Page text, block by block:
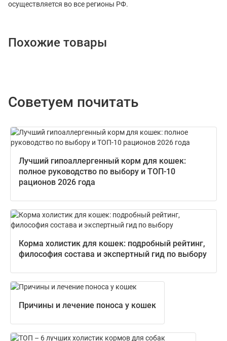
осуществляется во все регионы РФ.
Похожие товары
Советуем почитать
Лучший гипоаллергенный корм для кошек:
полное руководство по выбору и ТОП-10
рационов 2026 года
Корма холистик для кошек: подробный рейтинг,
философия состава и экспертный гид по выбору
Причины и лечение поноса у кошек